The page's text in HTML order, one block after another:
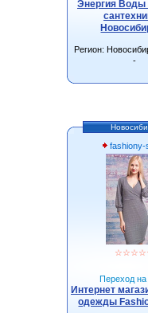
Энергия Воды
Регион:
-
fashiony-
☆☆☆☆
Переход на
Интернет
одежды